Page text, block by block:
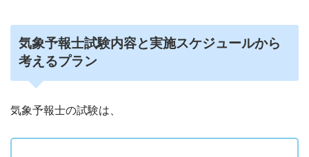
気象予報士試験内容と実施スケジュールから
考えるプラン
気象予報士の試験は、